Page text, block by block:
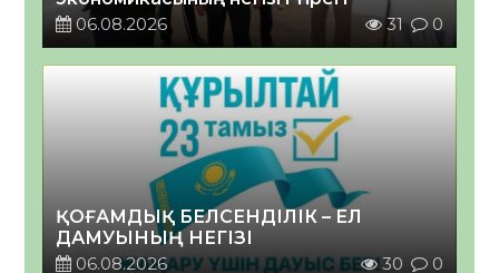
06.08.2026
31 0
ҚОҒАМДЫҚ БЕЛСЕНДІЛІК – ЕЛ
ДАМУЫНЫҢ НЕГІЗІ
06.08.2026
30 0